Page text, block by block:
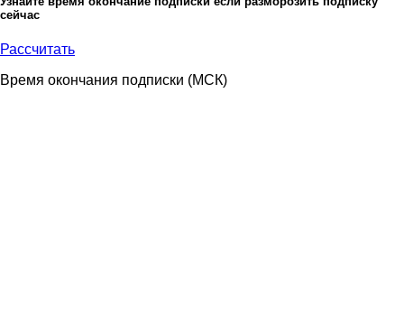
сейчас
Рассчитать
Время окончания подписки (МСК)